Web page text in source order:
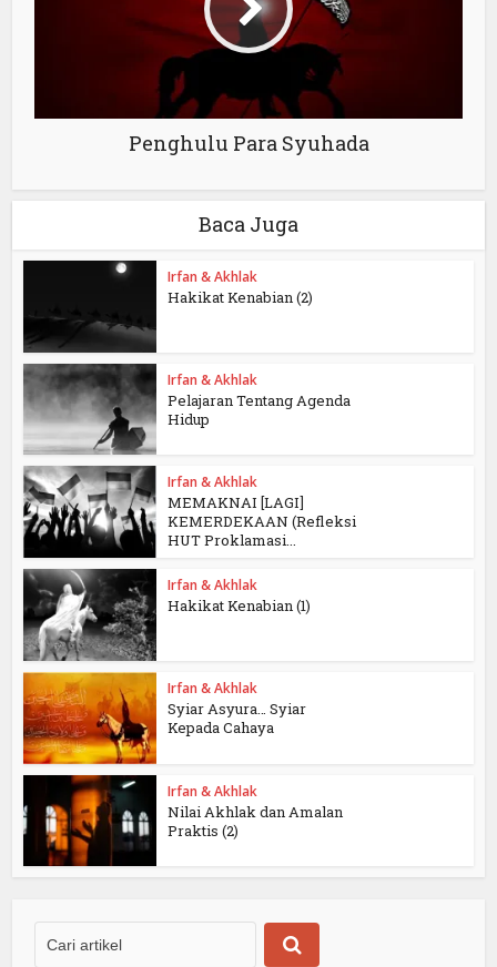
Penghulu Para Syuhada
Baca Juga
Irfan & Akhlak
Hakikat Kenabian (2)
Irfan & Akhlak
Pelajaran Tentang Agenda
Hidup
Irfan & Akhlak
MEMAKNAI [LAGI]
KEMERDEKAAN (Refleksi
HUT Proklamasi...
Irfan & Akhlak
Hakikat Kenabian (1)
Irfan & Akhlak
Syiar Asyura… Syiar
Kepada Cahaya
Irfan & Akhlak
Nilai Akhlak dan Amalan
Praktis (2)